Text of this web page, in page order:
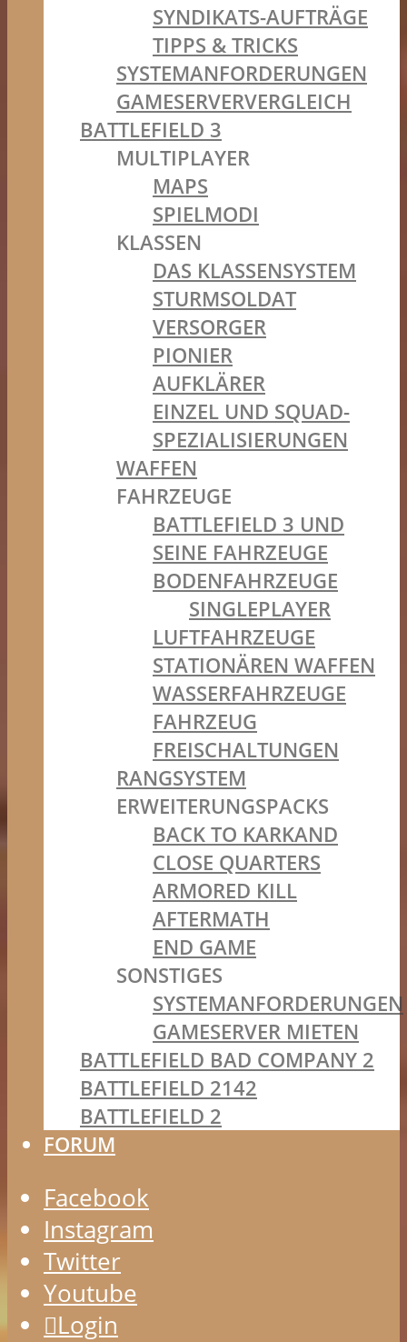
SYNDIKATS-AUFTRÄGE
TIPPS & TRICKS
SYSTEMANFORDERUNGEN
GAMESERVERVERGLEICH
BATTLEFIELD 3
MULTIPLAYER
MAPS
SPIELMODI
KLASSEN
DAS KLASSENSYSTEM
STURMSOLDAT
VERSORGER
PIONIER
AUFKLÄRER
EINZEL UND SQUAD-
SPEZIALISIERUNGEN
WAFFEN
FAHRZEUGE
BATTLEFIELD 3 UND
SEINE FAHRZEUGE
BODENFAHRZEUGE
SINGLEPLAYER
LUFTFAHRZEUGE
STATIONÄREN WAFFEN
WASSERFAHRZEUGE
FAHRZEUG
FREISCHALTUNGEN
RANGSYSTEM
ERWEITERUNGSPACKS
BACK TO KARKAND
CLOSE QUARTERS
ARMORED KILL
AFTERMATH
END GAME
SONSTIGES
SYSTEMANFORDERUNGEN
GAMESERVER MIETEN
BATTLEFIELD BAD COMPANY 2
BATTLEFIELD 2142
BATTLEFIELD 2
FORUM
Facebook
Instagram
Twitter
Youtube
Login